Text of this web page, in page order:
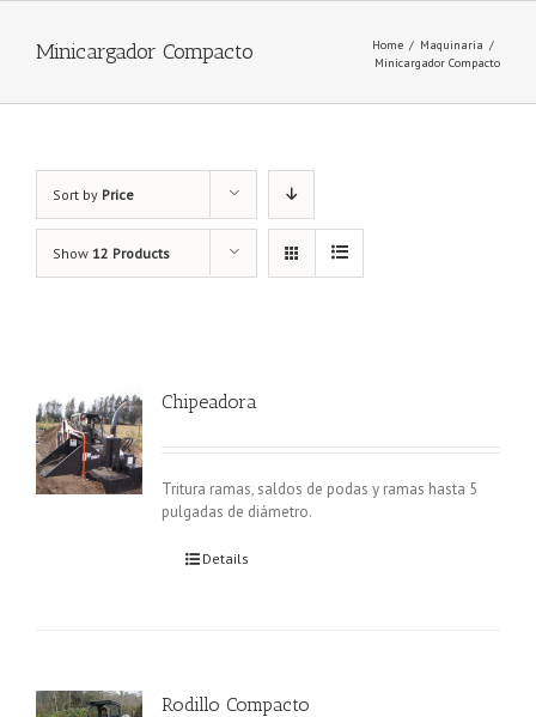
Minicargador Compacto Home / Maquinaria /
Minicargador Compacto
Sort by Price
Show 12 Products
Chipeadora
Tritura ramas, saldos de podas y ramas hasta 5
pulgadas de diámetro.
Details
Rodillo Compacto